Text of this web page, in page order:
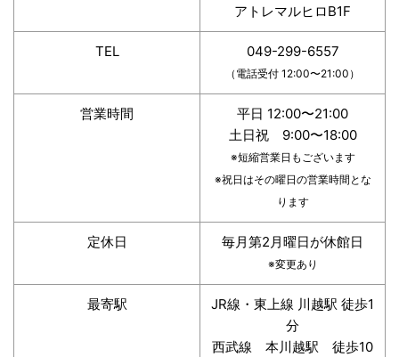
アトレマルヒロB1F
TEL 049-299-6557
（電話受付 12:00〜21:00）
営業時間
平日 12:00〜21:00
土日祝 9:00〜18:00
※短縮営業日もございます
※祝日はその曜日の営業時間とな
ります
定休日 毎月第2月曜日が休館日
※変更あり
最寄駅
JR線・東上線 川越駅 徒歩1
分
西武線 本川越駅 徒歩10